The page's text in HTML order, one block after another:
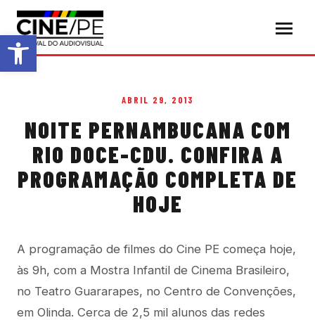
Abrir a barra de ferramentas
ABRIL 29, 2013
NOITE PERNAMBUCANA COM
RIO DOCE-CDU. CONFIRA A
PROGRAMAÇÃO COMPLETA DE
HOJE
A programação de filmes do Cine PE começa hoje,
às 9h, com a Mostra Infantil de Cinema Brasileiro,
no Teatro Guararapes, no Centro de Convenções,
em Olinda. Cerca de 2,5 mil alunos das redes